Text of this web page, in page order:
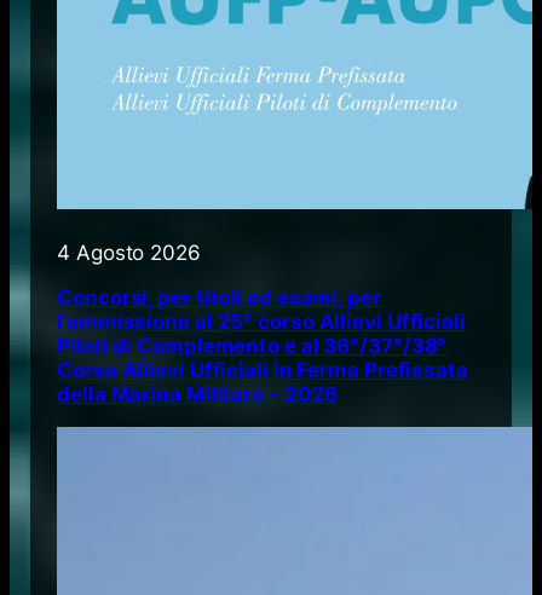
4 Agosto 2026
Concorsi, per titoli ed esami, per
l’ammissione al 25° corso Allievi Ufficiali
Piloti di Complemento e al 36°/37°/38°
Corso Allievi Ufficiali in Ferma Prefissata
della Marina Militare – 2026